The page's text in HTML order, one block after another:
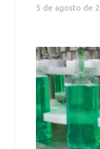
5 de agosto de